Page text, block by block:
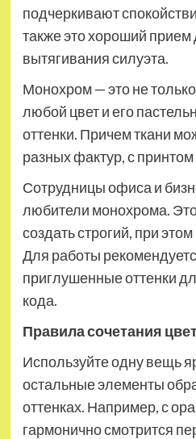
подчеркивают
также это хороший прием
вытягивания силуэта.
Монохром — это не
любой цвет и его
оттенки. Причем ткани
разных фактур, с принтом
Сотрудницы офиса и
любители монохрома.
создать строгий, при
Для работы
приглушенные оттенки
кода.
Правила сочетания
Используйте одну вещь
остальные элементы
оттенках. Например, с
гармонично смотрится